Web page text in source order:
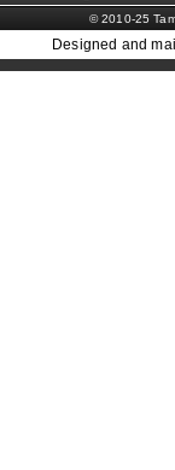
© 2010-25
Designed and